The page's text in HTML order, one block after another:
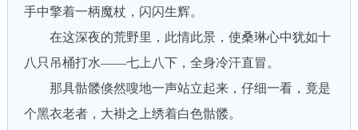
手中擎着一柄魔杖，闪闪生辉。
在这深夜的荒野里，此情此景，使桑琳心中犹如十
八只吊桶打水——七上八下，全身冷汗直冒。
那具骷髅倏然嗖地一声站立起来，仔细一看，竟是
个黑衣老者，大褂之上绣着白色骷髅。